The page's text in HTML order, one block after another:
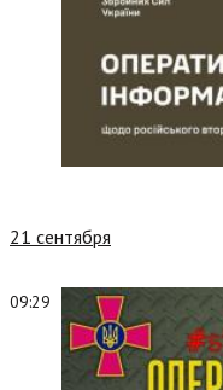
21 сентября
09:29